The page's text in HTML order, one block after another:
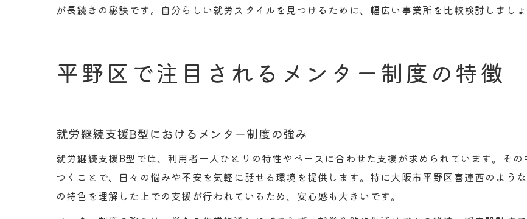
が長続きの秘訣です。自分らしい就労スタイルを見つけるために、幅広い事業所を比較検討しましょ
平野区で注目されるメンター制度の特徴
就労継続支援B型におけるメンター制度の強み
就労継続支援B型では、利用者一人ひとりの特性やペースに合わせた支援が求められています。そ
つくことで、日々の悩みや不安を気軽に話せる環境を提供します。特に大阪市平野区喜連西のよう
の特色を理解した上での支援が行われているため、安心感も大きいです。